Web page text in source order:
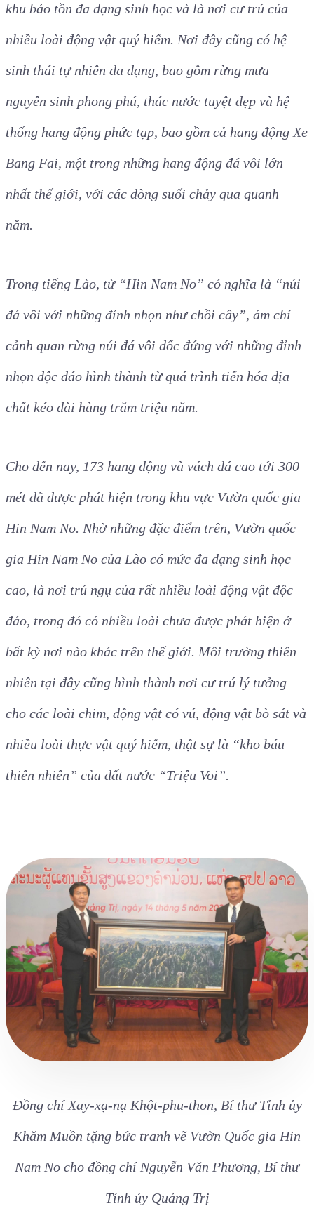
khu bảo tồn đa dạng sinh học và là nơi cư trú của
nhiều loài động vật quý hiếm. Nơi đây cũng có hệ
sinh thái tự nhiên đa dạng, bao gồm rừng mưa
nguyên sinh phong phú, thác nước tuyệt đẹp và hệ
thống hang động phức tạp, bao gồm cả hang động Xe
Bang Fai, một trong những hang động đá vôi lớn
nhất thế giới, với các dòng suối chảy qua quanh
năm.
Trong tiếng Lào, từ “Hin Nam No” có nghĩa là “núi
đá vôi với những đỉnh nhọn như chồi cây”, ám chỉ
cảnh quan rừng núi đá vôi dốc đứng với những đỉnh
nhọn độc đáo hình thành từ quá trình tiến hóa địa
chất kéo dài hàng trăm triệu năm.
Cho đến nay, 173 hang động và vách đá cao tới 300
mét đã được phát hiện trong khu vực Vườn quốc gia
Hin Nam No. Nhờ những đặc điểm trên, Vườn quốc
gia Hin Nam No của Lào có mức đa dạng sinh học
cao, là nơi trú ngụ của rất nhiều loài động vật độc
đáo, trong đó có nhiều loài chưa được phát hiện ở
bất kỳ nơi nào khác trên thế giới. Môi trường thiên
nhiên tại đây cũng hình thành nơi cư trú lý tưởng
cho các loài chim, động vật có vú, động vật bò sát và
nhiều loài thực vật quý hiếm, thật sự là “kho báu
thiên nhiên” của đất nước “Triệu Voi”.
Đồng chí Xay-xạ-nạ Khột-phu-thon, Bí thư Tỉnh ủy
Khăm Muồn tặng bức tranh vẽ Vườn Quốc gia Hin
Nam No cho đồng chí Nguyễn Văn Phương, Bí thư
Tỉnh ủy Quảng Trị